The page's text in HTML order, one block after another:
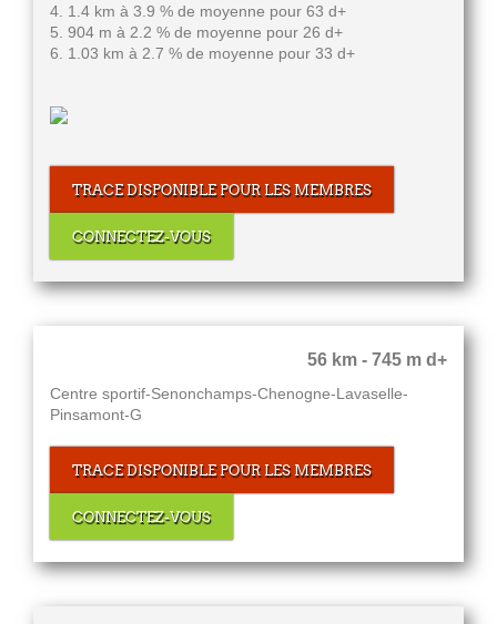
4. 1.4 km à 3.9 % de moyenne pour 63 d+
5. 904 m à 2.2 % de moyenne pour 26 d+
6. 1.03 km à 2.7 % de moyenne pour 33 d+
TRACE DISPONIBLE POUR LES MEMBRES
CONNECTEZ-VOUS
56 km - 745 m d+
Centre sportif-Senonchamps-Chenogne-Lavaselle-
Pinsamont-G
TRACE DISPONIBLE POUR LES MEMBRES
CONNECTEZ-VOUS